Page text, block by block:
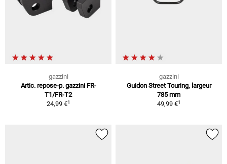
gazzini
Artic. repose-p. gazzini FR-
T1/FR-T2
24,99 €1
gazzini
Guidon Street Touring, largeur
785 mm
49,99 €1